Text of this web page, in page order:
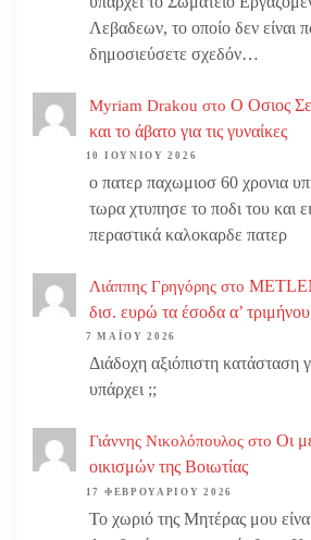
Λεβαδεων, το οποίο δεν είναι
δημοσιεύσετε σχεδόν…
Myriam Drakou στο Ο Οσιος
και το άβατο για τις γυναίκες
10 ΙΟΥΝΊΟΥ 2026
ο πατερ παχωμιοσ 60 χρονια
τωρα χτυπησε το ποδι του και
περαστικά καλοκαρδε πατερ
Λιάππης Γρηγόρης στο
δισ. ευρώ τα έσοδα α’
7 ΜΑΪ́ΟΥ 2026
Διάδοχη αξιόπιστη κατάσταση
υπάρχει ;;
Γιάννης Νικολόπουλος στο Οι
οικισμών της Βοιωτίας
17 ΦΕΒΡΟΥΑΡΊΟΥ 2026
Το χωριό της Μητέρας μου